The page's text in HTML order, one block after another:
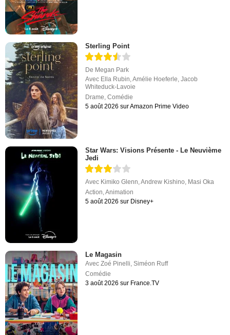
Sterling Point
De Megan Park
Avec Ella Rubin ,Amélie Hoeferle ,Jacob
Whiteduck-Lavoie
Drame ,Comédie
5 août 2026 sur Amazon Prime Video
Star Wars: Visions Présente - Le Neuvième
Jedi
Avec Kimiko Glenn,Andrew Kishino, Masi Oka
Action,Animation
5 août 2026 sur Disney+
Le Magasin
AvecZoé Pinelli,Siméon Ruff
Comédie
3 août 2026 sur France.TV